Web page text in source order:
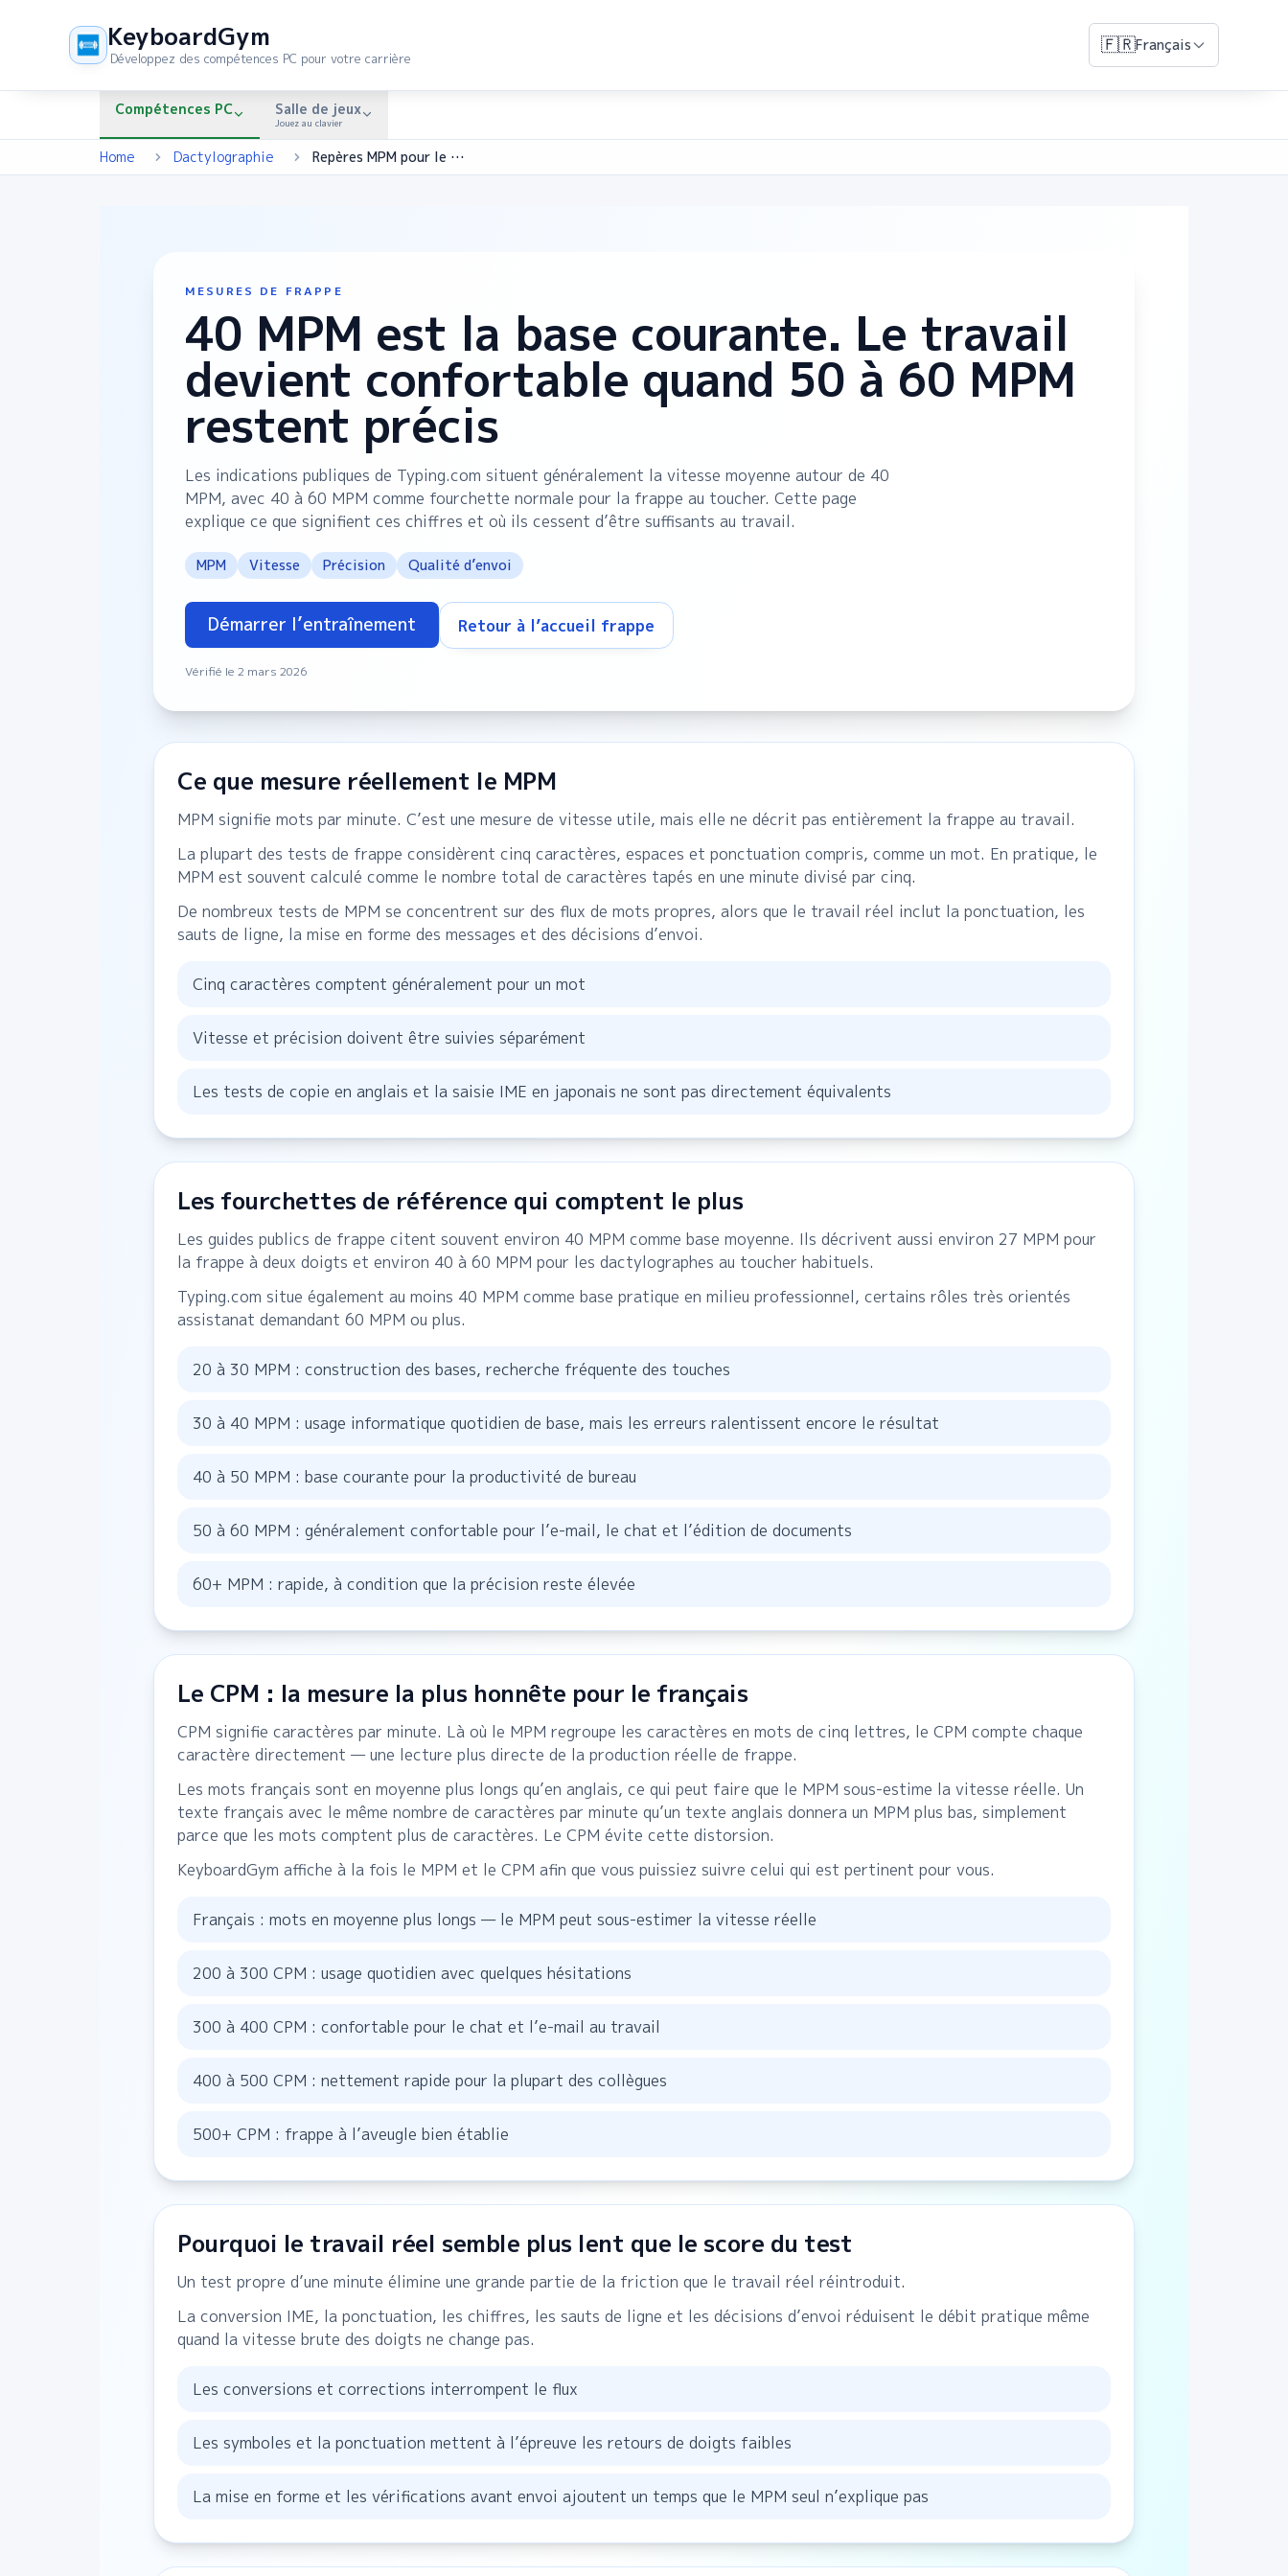
KeyboardGym
Développez des compétences PC pour votre carrière
🇫🇷Français
Compétences PC Salle de jeux
Jouez au clavier
Home Dactylographie Repères MPM pour le travail
MESURES DE FRAPPE
40 MPM est la base courante. Le travail
devient confortable quand 50 à 60 MPM
restent précis
Les indications publiques de Typing.com situent généralement la vitesse moyenne autour de 40
MPM, avec 40 à 60 MPM comme fourchette normale pour la frappe au toucher. Cette page
explique ce que signifient ces chiffres et où ils cessent d’être suffisants au travail.
MPM Vitesse Précision Qualité d’envoi
Démarrer l’entraînement Retour à l’accueil frappe
Vérifié le 2 mars 2026
Ce que mesure réellement le MPM
MPM signifie mots par minute. C’est une mesure de vitesse utile, mais elle ne décrit pas entièrement la frappe au travail.
La plupart des tests de frappe considèrent cinq caractères, espaces et ponctuation compris, comme un mot. En pratique, le
MPM est souvent calculé comme le nombre total de caractères tapés en une minute divisé par cinq.
De nombreux tests de MPM se concentrent sur des flux de mots propres, alors que le travail réel inclut la ponctuation, les
sauts de ligne, la mise en forme des messages et des décisions d’envoi.
Cinq caractères comptent généralement pour un mot
Vitesse et précision doivent être suivies séparément
Les tests de copie en anglais et la saisie IME en japonais ne sont pas directement équivalents
Les fourchettes de référence qui comptent le plus
Les guides publics de frappe citent souvent environ 40 MPM comme base moyenne. Ils décrivent aussi environ 27 MPM pour
la frappe à deux doigts et environ 40 à 60 MPM pour les dactylographes au toucher habituels.
Typing.com situe également au moins 40 MPM comme base pratique en milieu professionnel, certains rôles très orientés
assistanat demandant 60 MPM ou plus.
20 à 30 MPM : construction des bases, recherche fréquente des touches
30 à 40 MPM : usage informatique quotidien de base, mais les erreurs ralentissent encore le résultat
40 à 50 MPM : base courante pour la productivité de bureau
50 à 60 MPM : généralement confortable pour l’e-mail, le chat et l’édition de documents
60+ MPM : rapide, à condition que la précision reste élevée
Le CPM : la mesure la plus honnête pour le français
CPM signifie caractères par minute. Là où le MPM regroupe les caractères en mots de cinq lettres, le CPM compte chaque
caractère directement — une lecture plus directe de la production réelle de frappe.
Les mots français sont en moyenne plus longs qu’en anglais, ce qui peut faire que le MPM sous-estime la vitesse réelle. Un
texte français avec le même nombre de caractères par minute qu’un texte anglais donnera un MPM plus bas, simplement
parce que les mots comptent plus de caractères. Le CPM évite cette distorsion.
KeyboardGym affiche à la fois le MPM et le CPM afin que vous puissiez suivre celui qui est pertinent pour vous.
Français : mots en moyenne plus longs — le MPM peut sous-estimer la vitesse réelle
200 à 300 CPM : usage quotidien avec quelques hésitations
300 à 400 CPM : confortable pour le chat et l’e-mail au travail
400 à 500 CPM : nettement rapide pour la plupart des collègues
500+ CPM : frappe à l’aveugle bien établie
Pourquoi le travail réel semble plus lent que le score du test
Un test propre d’une minute élimine une grande partie de la friction que le travail réel réintroduit.
La conversion IME, la ponctuation, les chiffres, les sauts de ligne et les décisions d’envoi réduisent le débit pratique même
quand la vitesse brute des doigts ne change pas.
Les conversions et corrections interrompent le flux
Les symboles et la ponctuation mettent à l’épreuve les retours de doigts faibles
La mise en forme et les vérifications avant envoi ajoutent un temps que le MPM seul n’explique pas